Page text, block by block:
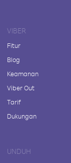
VIBER
Fitur
Blog
Keamanan
Viber Out
Tarif
Dukungan
UNDUH